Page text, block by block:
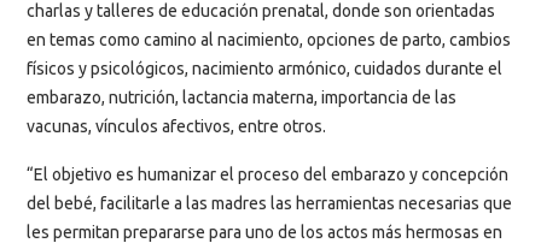
charlas y talleres de educación prenatal, donde son orientadas
en temas como camino al nacimiento, opciones de parto, cambios
físicos y psicológicos, nacimiento armónico, cuidados durante el
embarazo, nutrición, lactancia materna, importancia de las
vacunas, vínculos afectivos, entre otros.
“El objetivo es humanizar el proceso del embarazo y concepción
del bebé, facilitarle a las madres las herramientas necesarias que
les permitan prepararse para uno de los actos más hermosas en